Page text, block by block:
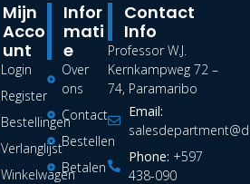
Infor
Mati
E
Over
ons
Contact
Bestellen
Betalen
Mijn
Acco
Unt
Login
Register
Bestellingen
Verlanglijst
Winkelwagen
Contact
Info
Professor W.J.
Kernkampweg 72 –
74, Paramaribo
Email:
Phone: +597
438-090